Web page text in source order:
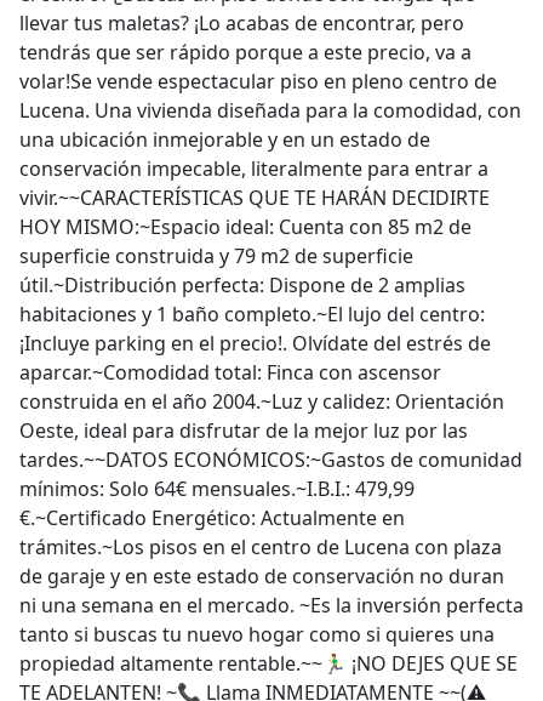
llevar tus maletas? ¡Lo acabas de encontrar, pero
tendrás que ser rápido porque a este precio, va a
volar!Se vende espectacular piso en pleno centro de
Lucena. Una vivienda diseñada para la comodidad, con
una ubicación inmejorable y en un estado de
conservación impecable, literalmente para entrar a
vivir.~~CARACTERÍSTICAS QUE TE HARÁN DECIDIRTE
HOY MISMO:~Espacio ideal: Cuenta con 85 m2 de
superficie construida y 79 m2 de superficie
útil.~Distribución perfecta: Dispone de 2 amplias
habitaciones y 1 baño completo.~El lujo del centro:
¡Incluye parking en el precio!. Olvídate del estrés de
aparcar.~Comodidad total: Finca con ascensor
construida en el año 2004.~Luz y calidez: Orientación
Oeste, ideal para disfrutar de la mejor luz por las
tardes.~~DATOS ECONÓMICOS:~Gastos de comunidad
mínimos: Solo 64€ mensuales.~I.B.I.: 479,99
€.~Certificado Energético: Actualmente en
trámites.~Los pisos en el centro de Lucena con plaza
de garaje y en este estado de conservación no duran
ni una semana en el mercado. ~Es la inversión perfecta
tanto si buscas tu nuevo hogar como si quieres una
propiedad altamente rentable.~~🏃‍♂️ ¡NO DEJES QUE SE
TE ADELANTEN! ~📞 Llama INMEDIATAMENTE ~~(⚠️